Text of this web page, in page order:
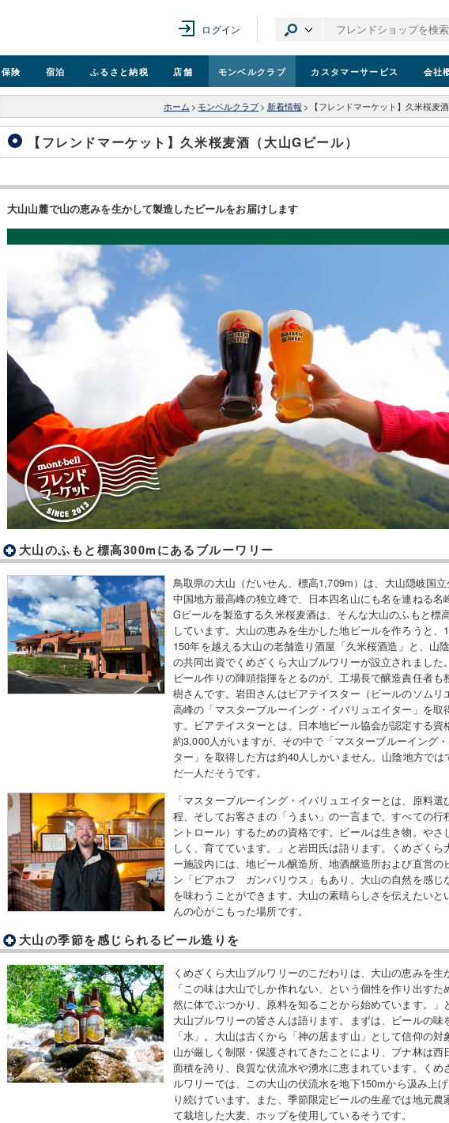
ログイン
保険 宿泊 ふるさと納税 店舗 モンベルクラブ カスタマーサービス 会社
ホーム > モンベルクラブ > 新着情報 > 【フレンドマーケット】久米桜麦
【フレンドマーケット】久米桜麦酒（大山Gビール）
大山山麓で山の恵みを生かして製造したビールをお届けします
大山のふもと標高300mにあるブルーワリー
鳥取県の大山（だいせん、標高1,709m）は、大山隠岐国
中国地方最高峰の独立峰で、日本四名山にも名を連ねる名
Gビールを製造する久米桜麦酒は、そんな大山のふもと標
しています。大山の恵みを生かした地ビールを作ろうと、
150年を越える大山の老舗造り酒屋「久米桜酒造」と、山
の共同出資でくめざくら大山ブルワリーが設立されました。
ビール作りの陣頭指揮をとるのが、工場長で醸造責任者も
樹さんです。岩田さんはビアテイスター（ビールのソムリ
高峰の「マスターブルーイング・イバリュエイター」を取
す。ビアテイスターとは、日本地ビール協会が認定する資
約3,000人がいますが、その中で「マスターブルーイング
ター」を取得した方は約40人しかいません。山陰地方では
だ一人だそうです。
「マスターブルーイング・イバリュエイターとは、原料選
程、そしてお客さまの「うまい」の一言まで、すべての行
ントロール）するための資格です。ビールは生き物。やさ
しく、育てています。」と岩田氏は語ります。くめざくら
ー施設内には、地ビール醸造所、地酒醸造所および直営の
ン「ビアホフ ガンバリウス」もあり、大山の自然を感じ
を味わうことができます。大山の素晴らしさを伝えたいと
んの心がこもった場所です。
大山の季節を感じられるビール造りを
くめざくら大山ブルワリーのこだわりは、大山の恵みを生
「この味は大山でしか作れない、という個性を作り出すた
然に体でぶつかり、原料を知ることから始めています。」
大山ブルワリーの皆さんは語ります。まずは、ビールの味
「水」。大山は古くから「神の居ます山」として信仰の対
山が厳しく制限・保護されてきたことにより、ブナ林は西
面積を誇り、良質な伏流水や湧水に恵まれています。くめ
ルワリーでは、この大山の伏流水を地下150mから汲み上
り続けています。また、季節限定ビールの生産では地元農
て栽培した大麦、ホップを使用しているそうです。